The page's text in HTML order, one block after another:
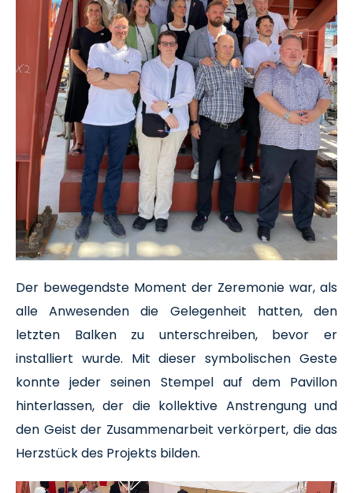
Der bewegendste Moment der Zeremonie war, als
alle Anwesenden die Gelegenheit hatten, den
letzten Balken zu unterschreiben, bevor er
installiert wurde. Mit dieser symbolischen Geste
konnte jeder seinen Stempel auf dem Pavillon
hinterlassen, der die kollektive Anstrengung und
den Geist der Zusammenarbeit verkörpert, die das
Herzstück des Projekts bilden.